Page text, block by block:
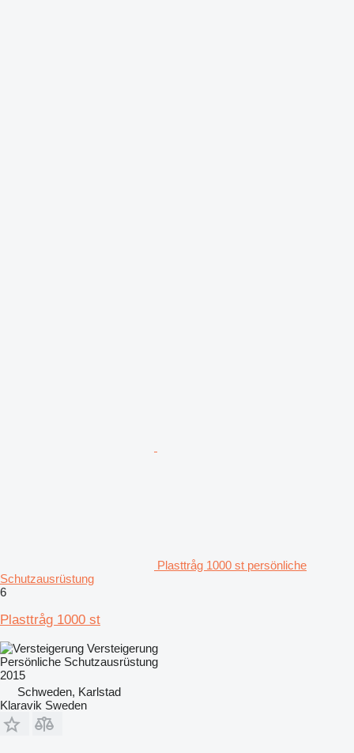
Plasttråg 1000 st persönliche
Schutzausrüstung
6
Plasttråg 1000 st
Versteigerung
Persönliche Schutzausrüstung
2015
Schweden, Karlstad
Klaravik Sweden